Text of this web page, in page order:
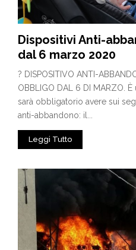
Dispositivi Anti-
dal 6 marzo 2020
? DISPOSITIVO ANTI-
OBBLIGO DAL 6 DI MARZO.
sarà obbligatorio avere sui
anti-abbandono: il...
Leggi Tutto